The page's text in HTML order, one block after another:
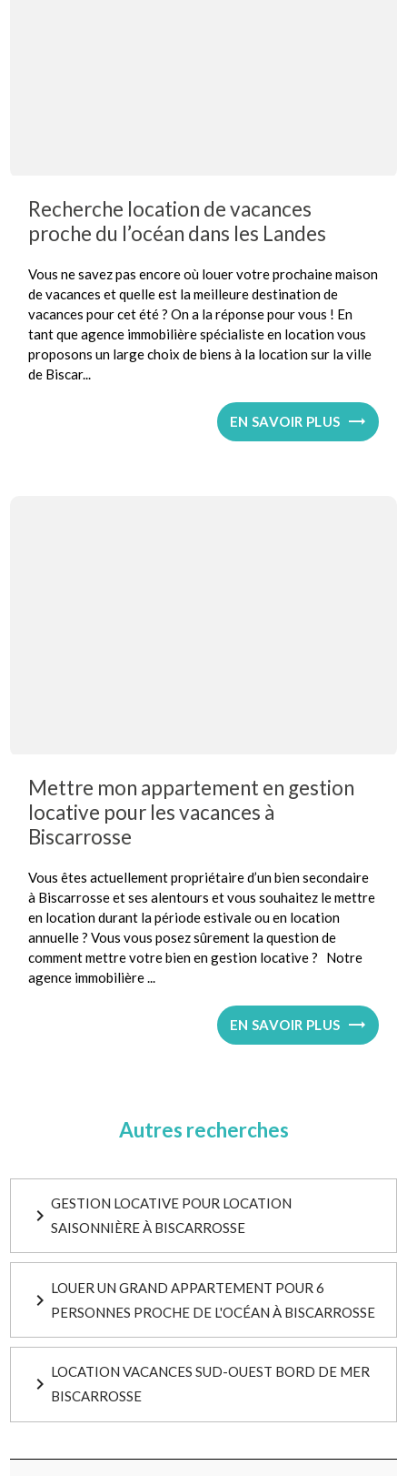
Recherche location de vacances
proche du l’océan dans les Landes
Vous ne savez pas encore où louer votre prochaine maison
de vacances et quelle est la meilleure destination de
vacances pour cet été ? On a la réponse pour vous ! En
tant que agence immobilière spécialiste en location vous
proposons un large choix de biens à la location sur la ville
de Biscar...
EN SAVOIR PLUS
Mettre mon appartement en gestion
locative pour les vacances à
Biscarrosse
Vous êtes actuellement propriétaire d’un bien secondaire
à Biscarrosse et ses alentours et vous souhaitez le mettre
en location durant la période estivale ou en location
annuelle ? Vous vous posez sûrement la question de
comment mettre votre bien en gestion locative ? Notre
agence immobilière ...
EN SAVOIR PLUS
Autres recherches
navigate_next
GESTION LOCATIVE POUR LOCATION
SAISONNIÈRE À BISCARROSSE
navigate_next
LOUER UN GRAND APPARTEMENT POUR 6
PERSONNES PROCHE DE L'OCÉAN À BISCARROSSE
navigate_next
LOCATION VACANCES SUD-OUEST BORD DE MER
BISCARROSSE